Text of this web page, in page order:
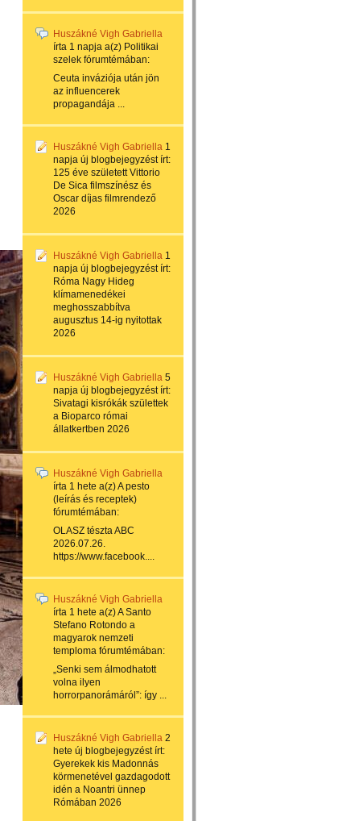
Huszákné Vigh Gabriella
írta 1 napja a(z) Politikai
szelek fórumtémában:
Ceuta inváziója után jön
az influencerek
propagandája ...
Huszákné Vigh Gabriella 1
napja új blogbejegyzést írt:
125 éve született Vittorio
De Sica filmszínész és
Oscar díjas filmrendező
2026
Huszákné Vigh Gabriella 1
napja új blogbejegyzést írt:
Róma Nagy Hideg
klímamenedékei
meghosszabbítva
augusztus 14-ig nyitottak
2026
Huszákné Vigh Gabriella 5
napja új blogbejegyzést írt:
Sivatagi kisrókák születtek
a Bioparco római
állatkertben 2026
Huszákné Vigh Gabriella
írta 1 hete a(z)A pesto
(leírás és receptek)
fórumtémában:
OLASZ tészta ABC
2026.07.26.
https://www.facebook....
Huszákné Vigh Gabriella
írta 1 hete a(z)A Santo
Stefano Rotondo a
magyarok nemzeti
temploma fórumtémában:
„Senki sem álmodhatott
volna ilyen
horrorpanorámáról”: így ...
Huszákné Vigh Gabriella 2
hete új blogbejegyzést írt:
Gyerekek kis Madonnás
körmenetével gazdagodott
idén a Noantri ünnep
Rómában 2026